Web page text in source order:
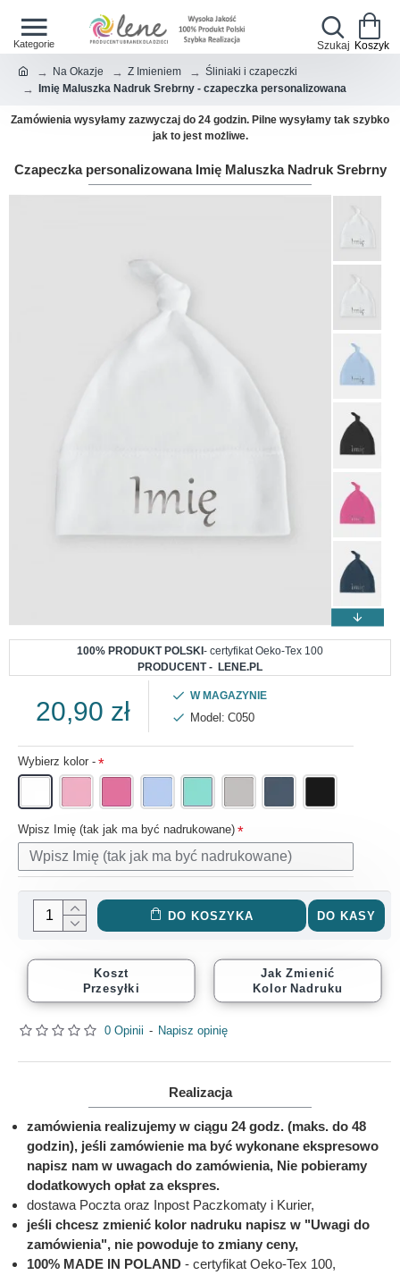
Na Okazje Z Imieniem
Śliniaki i czapeczki
Imię Maluszka Nadruk Srebrny - czapeczka personalizowana
Zamówienia wysyłamy zazwyczaj do 24 godzin. Pilne wysyłamy tak szybko
jak to jest możliwe.
Czapeczka personalizowana Imię Maluszka Nadruk Srebrny
100% PRODUKT POLSKI - certyfikat Oeko-Tex 100
PRODUCENT - LENE.PL
0 Opinii - Napisz opinię
20,90 zł
W MAGAZYNIE
Model: C050
Wybierz kolor -
Wpisz Imię (tak jak ma być nadrukowane)
DO KOSZYKA DO KASY
Koszt
Przesyłki
Jak Zmienić
Kolor Nadruku
Realizacja
zamówienia realizujemy w ciągu 24 godz. (maks. do 48
godzin), jeśli zamówienie ma być wykonane ekspresowo
napisz nam w uwagach do zamówienia, Nie pobieramy
dodatkowych opłat za ekspres.
dostawa Poczta oraz Inpost Paczkomaty i Kurier,
jeśli chcesz zmienić kolor nadruku napisz w "Uwagi do
zamówienia", nie powoduje to zmiany ceny,
100% MADE IN POLAND - certyfikat Oeko-Tex 100,